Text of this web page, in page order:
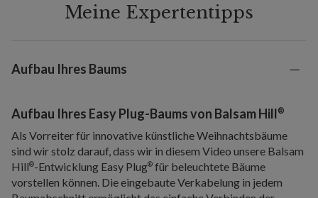
Meine Expertentipps
Aufbau Ihres Baums
Aufbau Ihres Easy Plug-Baums von Balsam Hill®
Als Vorreiter für innovative künstliche Weihnachtsbäume
sind wir stolz darauf, dass wir in diesem Video unsere Balsam
Hill®-Entwicklung Easy Plug® für beleuchtete Bäume
vorstellen können. Die eingebaute Verkabelung in jedem